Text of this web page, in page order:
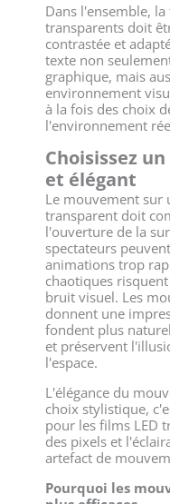
Dans l'ensemble,
transparents doit
contrastée et
texte non
graphique, mais
environnement
à la fois des choix
l'environnement
Choisissez
et élégant
Le mouvement sur
transparent doit
l'ouverture de la
spectateurs
animations trop
chaotiques
bruit visuel. Les
donnent une
fondent plus
et préservent
l'espace.
L'élégance du
choix stylistique,
pour les films LED
des pixels et
artefact de
Pourquoi les